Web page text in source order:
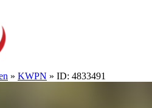
» KWPN » ID: 4833491